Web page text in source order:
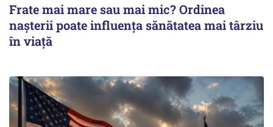
Frate mai mare sau mai mic? Ordinea
nașterii poate influența sănătatea mai târziu
în viață